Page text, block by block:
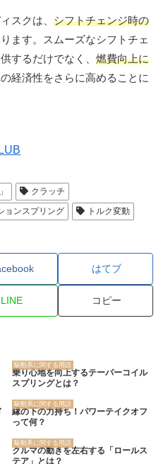
スクは、 シフトチェンジ時の
ます。スムーズなシフトチェ
するだけでなく、 燃費向上に
経済性をさらに高めることに
クラッチ
ョンスプリング
トルク変動
はてブ
LINE コピー
駆動系に関する用語
乗り心地を向上するテーパーコイル
スプリングとは？
駆動系に関する用語
縁の下の力持ち！パワーテイクオフ
って何？
駆動系に関する用語
クルマの動きを左右する「ロールス
テア」とは？